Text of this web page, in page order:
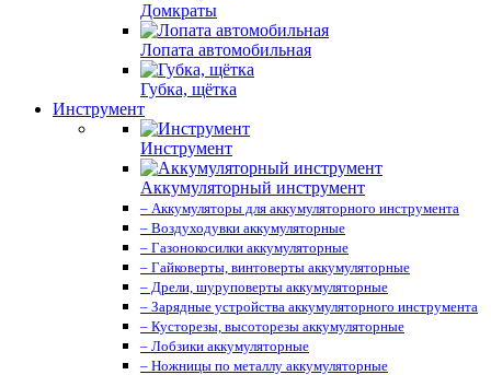
Домкраты
Лопата автомобильная
Губка, щётка
Инструмент
Инструмент
Аккумуляторный инструмент
– Аккумуляторы для аккумуляторного инструмента
– Воздуходувки аккумуляторные
– Газонокосилки аккумуляторные
– Гайковерты, винтоверты аккумуляторные
– Дрели, шуруповерты аккумуляторные
– Зарядные устройства аккумуляторного инструмента
– Кусторезы, высоторезы аккумуляторные
– Лобзики аккумуляторные
– Ножницы по металлу аккумуляторные